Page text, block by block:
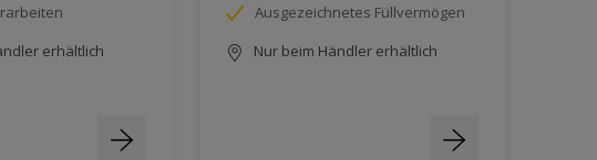
erhältlich
Ausgezeichnetes Füllvermögen
Nur beim Händler erhältlich